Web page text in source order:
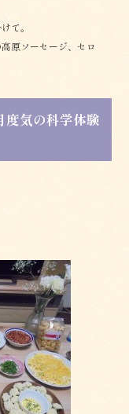
て。
原ソーセージ、セロ
度気の科学体験